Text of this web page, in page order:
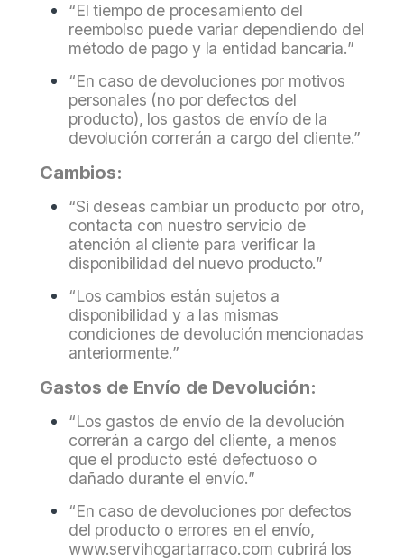
“El tiempo de procesamiento del
reembolso puede variar dependiendo del
método de pago y la entidad bancaria.”
“En caso de devoluciones por motivos
personales (no por defectos del
producto), los gastos de envío de la
devolución correrán a cargo del cliente.”
Cambios:
“Si deseas cambiar un producto por otro,
contacta con nuestro servicio de
atención al cliente para verificar la
disponibilidad del nuevo producto.”
“Los cambios están sujetos a
disponibilidad y a las mismas
condiciones de devolución mencionadas
anteriormente.”
Gastos de Envío de Devolución:
“Los gastos de envío de la devolución
correrán a cargo del cliente, a menos
que el producto esté defectuoso o
dañado durante el envío.”
“En caso de devoluciones por defectos
del producto o errores en el envío,
www.servihogartarraco.com cubrirá los